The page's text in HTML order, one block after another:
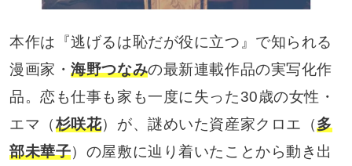
本作は『逃げるは恥だが役に立つ』で知られる
漫画家・海野つなみの最新連載作品の実写化作
品。恋も仕事も家も一度に失った30歳の女性・
エマ（杉咲花）が、謎めいた資産家クロエ（多
部未華子）の屋敷に辿り着いたことから動き出